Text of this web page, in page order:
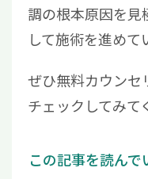
調の根本原因を
して施術を進めて
ぜひ無料カウンセ
チェックしてみて